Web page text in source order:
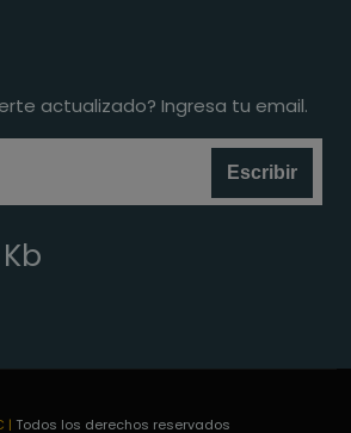
actualizado? Ingresa tu email.
Escribir
Kb
| Todos los derechos reservados